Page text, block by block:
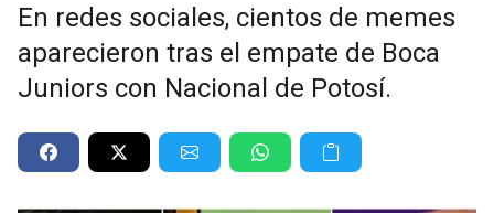
En redes sociales, cientos de memes
aparecieron tras el empate de Boca
Juniors con Nacional de Potosí.